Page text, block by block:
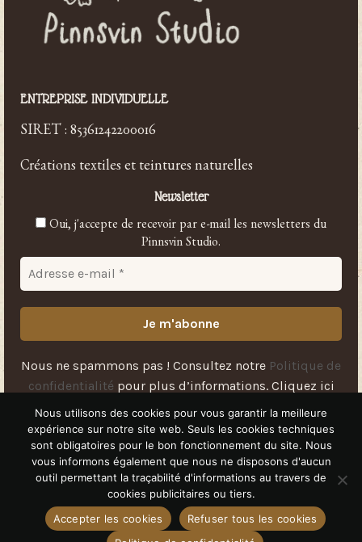
ENTREPRISE INDIVIDUELLE
SIRET : 85361242200016
Créations textiles et teintures naturelles
Newsletter
Oui, j'accepte de recevoir par e-mail les newsletters du
Pinnsvin Studio.
Nous ne spammons pas ! Consultez notre Politique de
confidentialité pour plus d’informations. Cliquez ici
pour vous
Livraison Conditions Générales de Vente (CGV)
Politique de confidentialité Plan du site
© 2026 PINNSVIN STUDIO
Nous utilisons des cookies pour vous garantir la meilleure
expérience sur notre site web. Seuls les cookies techniques
sont obligatoires pour le bon fonctionnement du site. Nous
vous informons également que nous ne disposons d'aucun
outil permettant la traçabilité d'informations au travers de
cookies publicitaires ou tiers.
Accepter les cookies
Refuser tous les cookies